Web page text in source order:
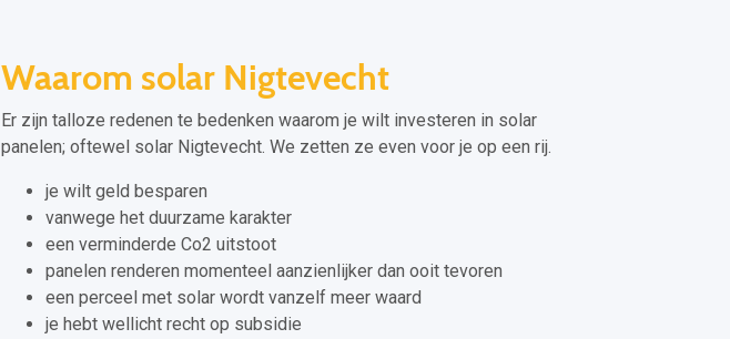
Waarom solar Nigtevecht
Er zijn talloze redenen te bedenken waarom je wilt investeren in solar
panelen; oftewel solar Nigtevecht. We zetten ze even voor je op een rij.
je wilt geld besparen
vanwege het duurzame karakter
een verminderde Co2 uitstoot
panelen renderen momenteel aanzienlijker dan ooit tevoren
een perceel met solar wordt vanzelf meer waard
je hebt wellicht recht op subsidie